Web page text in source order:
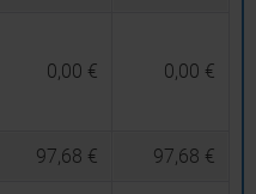
0,00 € 0,00 €
97,68 € 97,68 €